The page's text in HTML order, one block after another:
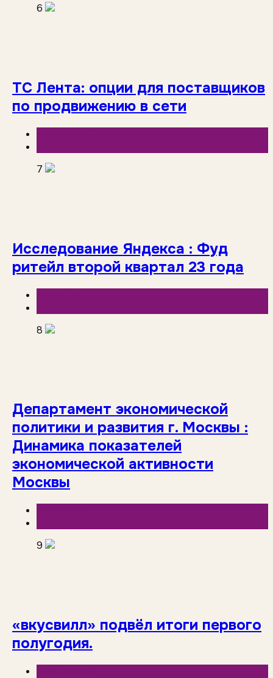
6
ТС Лента: опции для поставщиков
по продвижению в сети
7
Исследование Яндекса : Фуд
ритейл второй квартал 23 года
8
Департамент экономической
политики и развития г. Москвы :
Динамика показателей
экономической активности
Москвы
9
«вкусвилл» подвёл итоги первого
полугодия.